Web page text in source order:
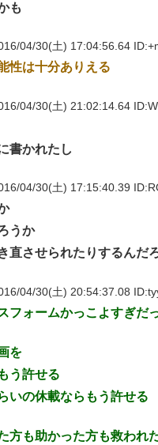
も
04/30(土) 17:04:56.64
性は十分ありえる
04/30(土) 21:02:14.64
書かれたし
04/30(土) 17:15:40.39
うか
直させられたりするんだ
04/30(土) 20:54:37.08
フォームかっこよすぎだ
を
う許せる
いの休載ならもう許せる
方も助かった方も救われ